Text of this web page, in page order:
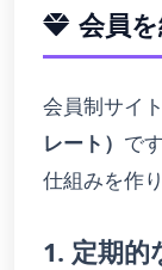
会員
会員制サイ
レート） で
仕組みを作
1. 定期的